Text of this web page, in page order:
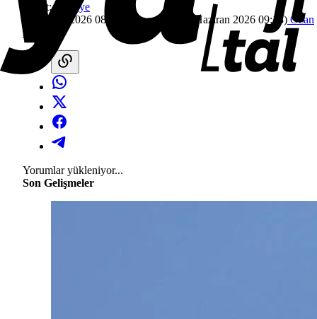
Etiket:
Türkiye
2 Haziran 2026 08:02
(Güncelleme: 2 Haziran 2026 09:18) Ozan
Akarsu
Yorumlar yükleniyor...
Son Gelişmeler